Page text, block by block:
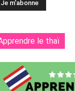
le thaï